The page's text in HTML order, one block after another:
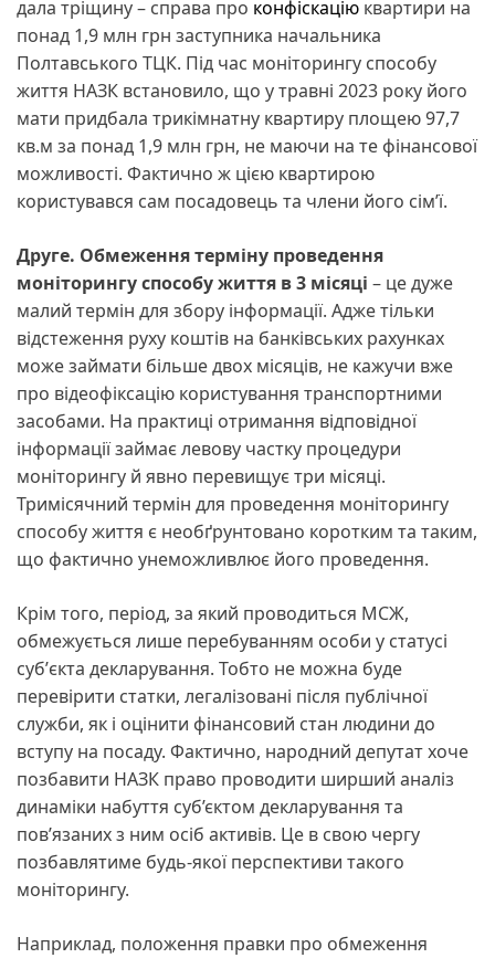
дала тріщину – справа про конфіскацію квартири на
понад 1,9 млн грн заступника начальника
Полтавського ТЦК. Під час моніторингу способу
життя НАЗК встановило, що у травні 2023 року його
мати придбала трикімнатну квартиру площею 97,7
кв.м за понад 1,9 млн грн, не маючи на те фінансової
можливості. Фактично ж цією квартирою
користувався сам посадовець та члени його сім’ї.
Друге. Обмеження терміну проведення
моніторингу способу життя в 3 місяці – це дуже
малий термін для збору інформації. Адже тільки
відстеження руху коштів на банківських рахунках
може займати більше двох місяців, не кажучи вже
про відеофіксацію користування транспортними
засобами. На практиці отримання відповідної
інформації займає левову частку процедури
моніторингу й явно перевищує три місяці.
Тримісячний термін для проведення моніторингу
способу життя є необґрунтовано коротким та таким,
що фактично унеможливлює його проведення.
Крім того, період, за який проводиться МСЖ,
обмежується лише перебуванням особи у статусі
субʼєкта декларування. Тобто не можна буде
перевірити статки, легалізовані після публічної
служби, як і оцінити фінансовий стан людини до
вступу на посаду. Фактично, народний депутат хоче
позбавити НАЗК право проводити ширший аналіз
динаміки набуття суб’єктом декларування та
пов’язаних з ним осіб активів. Це в свою чергу
позбавлятиме будь-якої перспективи такого
моніторингу.
Наприклад, положення правки про обмеження